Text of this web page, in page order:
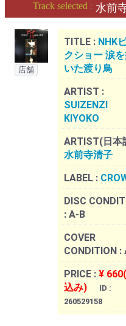
Track selected : 水前
店舗
TITLE : NHK
クショー 涙
いた渡り鳥
ARTIST :
SUIZENZI
KIYOKO
ARTIST(日本
水前寺清子
LABEL :
DISC
: A-B
COVER
CONDITION :
PRICE : ¥
込み)
ID :
260529158